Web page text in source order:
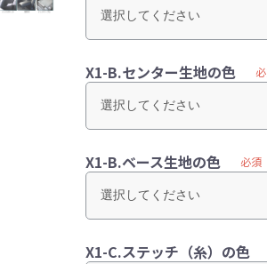
X1-B.センター生地の色
X1-B.ベース生地の色 必須
X1-C.ステッチ（糸）の色